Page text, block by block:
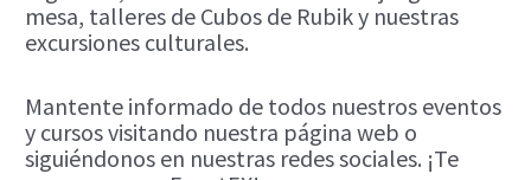
mesa, talleres de Cubos de Rubik y nuestras
excursiones culturales.
Mantente informado de todos nuestros eventos
y cursos visitando nuestra página web o
siguiéndonos en nuestras redes sociales. ¡Te